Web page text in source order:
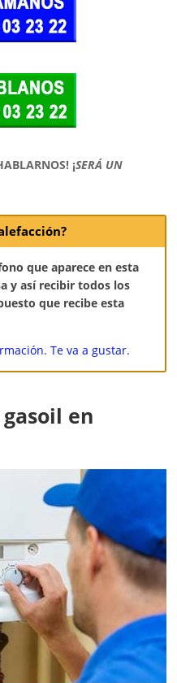
¡SERÁ UN
que aparece en esta
y así recibir todos los
que recibe esta
Te va a gustar.
en